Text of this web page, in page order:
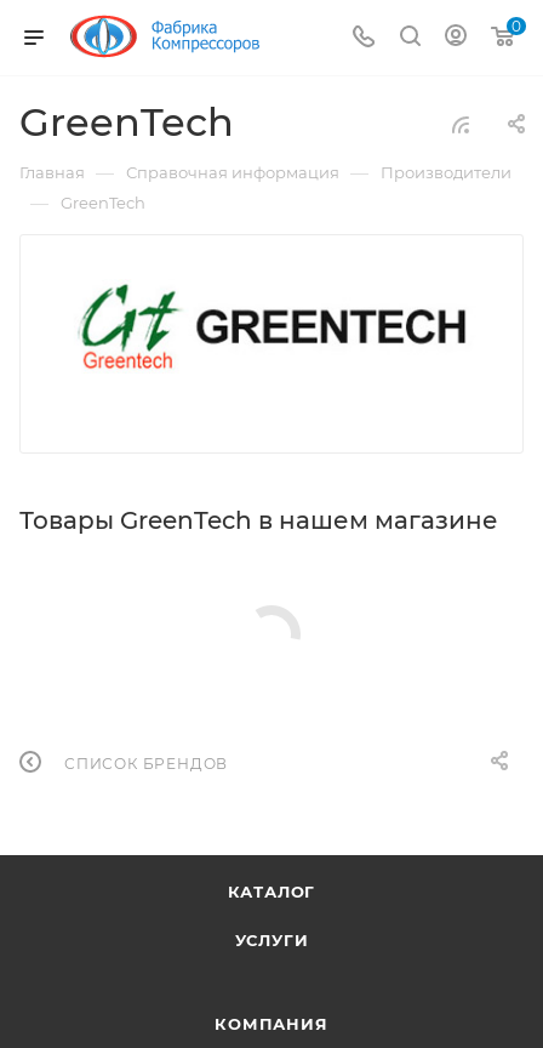
0
GreenTech
Главная — Справочная информация — Производители
— GreenTech
Товары GreenTech в нашем магазине
СПИСОК БРЕНДОВ
КАТАЛОГ
УСЛУГИ
КОМПАНИЯ